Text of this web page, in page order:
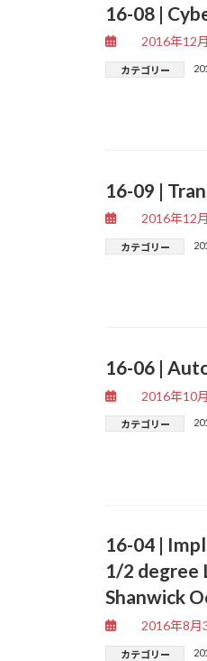
16-08 |
2016年12
カテゴリー
16-09 |
2016年12
カテゴリー
16-06 |
2016年10
カテゴリー
16-04 |
1/2 degree
Shanwick
2016年8月
カテゴリー